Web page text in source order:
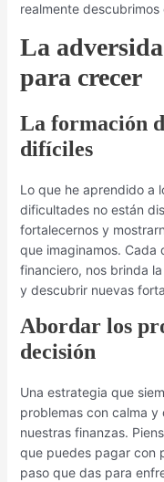
realmente
La
para crecer
La formación
difíciles
Lo que he aprendido a
dificultades no están
fortalecernos y
que imaginamos. Cada
financiero, nos brinda
y descubrir nuevas
Abordar los
decisión
Una estrategia que
problemas con calma y
nuestras finanzas.
que puedes pagar con
paso que das para